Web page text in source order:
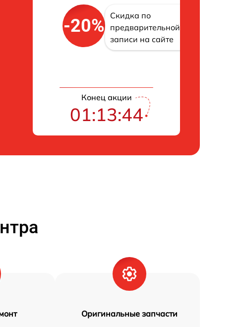
-20%
Скидка по
предварительной
записи на сайте
Конец акции
01:13:43
Оригинальные запчасти